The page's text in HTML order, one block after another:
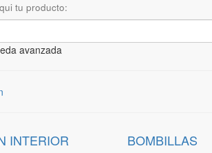
tu producto:
avanzada
INTERIOR BOMBILLAS